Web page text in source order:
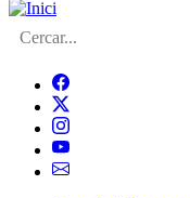
Cerca